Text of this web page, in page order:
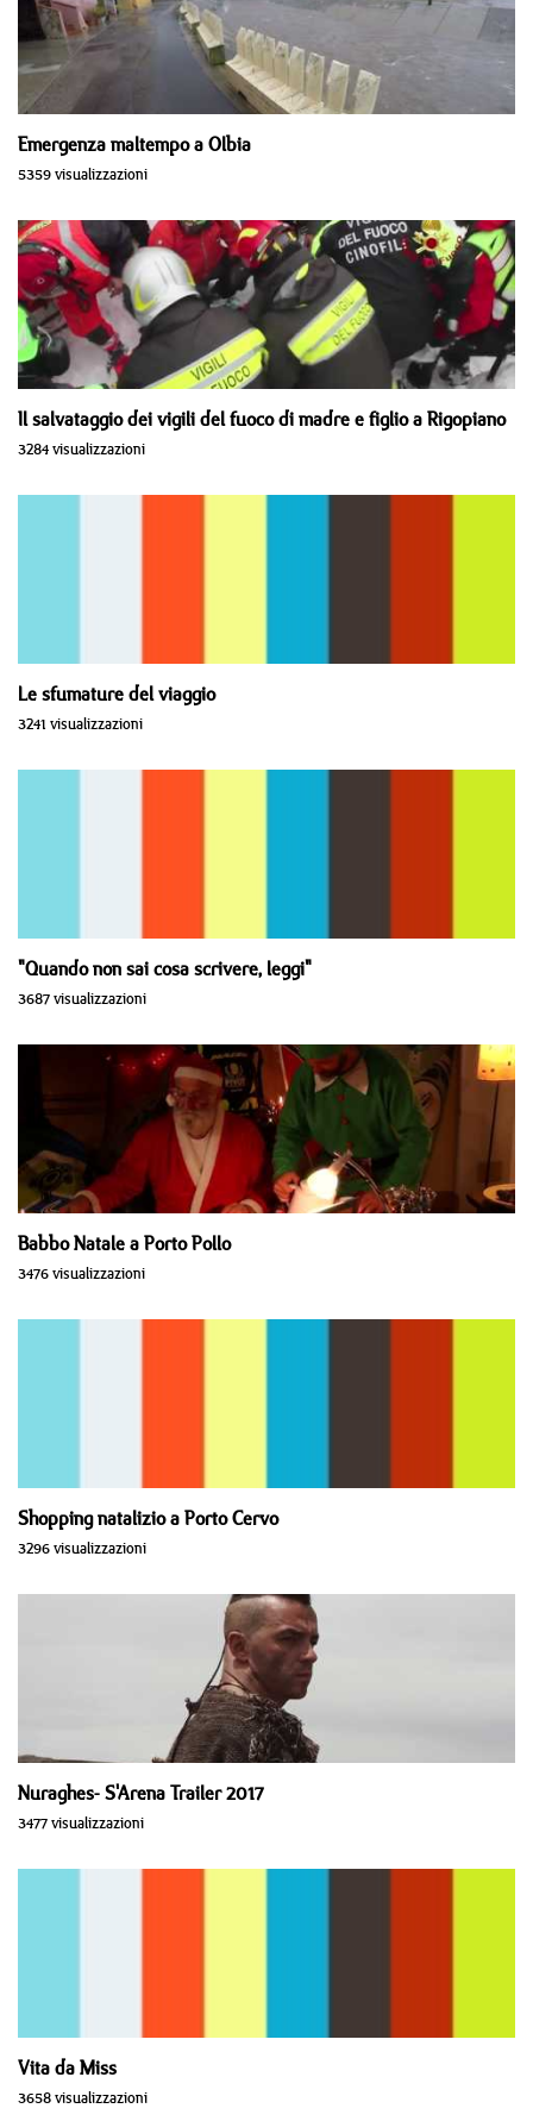
Emergenza maltempo a Olbia
5359 visualizzazioni
Il salvataggio dei vigili del fuoco di madre e figlio a Rigopiano
3284 visualizzazioni
Le sfumature del viaggio
3241 visualizzazioni
"Quando non sai cosa scrivere, leggi"
3687 visualizzazioni
Babbo Natale a Porto Pollo
3476 visualizzazioni
Shopping natalizio a Porto Cervo
3296 visualizzazioni
Nuraghes- S'Arena Trailer 2017
3477 visualizzazioni
Vita da Miss
3658 visualizzazioni